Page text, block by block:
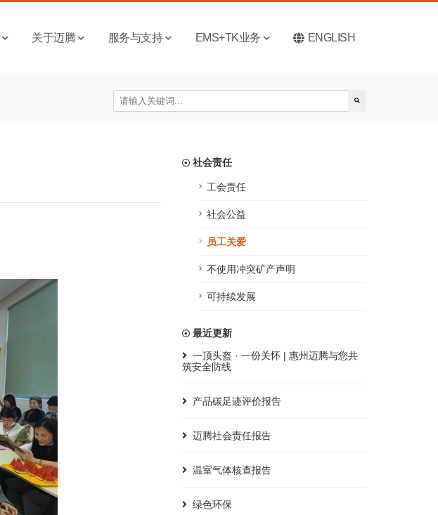
关于迈腾 服务与支持 EMS+TK业务 ENGLISH
社会责任
工会责任
社会公益
员工关爱
不使用冲突矿产声明
可持续发展
最近更新
一顶头盔 · 一份关怀 | 惠州迈腾与您共
筑安全防线
产品碳足迹评价报告
迈腾社会责任报告
温室气体核查报告
绿色环保